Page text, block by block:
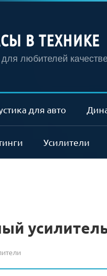
В ТЕХНИКЕ
любителей
для авто
Усилители